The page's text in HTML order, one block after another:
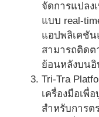
จัดการแปลง
แบบ real-
แอปพลิเคชัน
สามารถติด
ย้อนหลังบนอิ
Tri-Tra
เครื่องมือเพื่
สำหรับการต